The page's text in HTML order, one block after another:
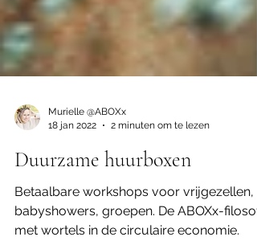
2 minuten om te lezen
Duurzame huurboxen
Betaalbare workshops voor vrijgezellen,
babyshowers, groepen. De ABOXx-